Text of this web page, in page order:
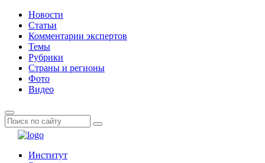
Новости
Статьи
Комментарии экспертов
Темы
Рубрики
Страны и регионы
Фото
Видео
Институт